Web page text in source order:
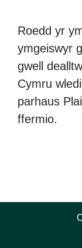
Roedd yr
ymgeiswyr
gwell
Cymru
parhaus
ffermio.